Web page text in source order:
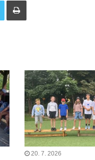
20. 7. 2026